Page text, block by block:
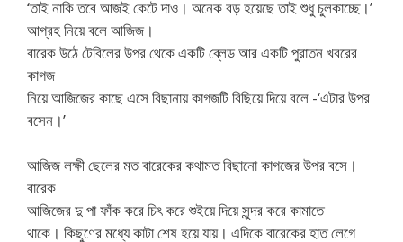
‘তাই নাকি তবে আজই কেটে দাও। অনেক বড় হয়েছে তাই শুধু চুলকাচ্ছে।’
আগ্রহ নিয়ে বলে আজিজ।
বারেক উঠে টেবিলের উপর থেকে একটি ব্লেড আর একটি পুরাতন খবরের
কাগজ
নিয়ে আজিজের কাছে এসে বিছানায় কাগজটি বিছিয়ে দিয়ে বলে -‘এটার উপর
বসেন।’
আজিজ লক্ষী ছেলের মত বারেকের কথামত বিছানো কাগজের উপর বসে।
বারেক
আজিজের দু পা ফাঁক করে চিৎ করে শুইয়ে দিয়ে সুন্দর করে কামাতে
থাকে। কিছুণের মধ্যে কাটা শেষ হয়ে যায়। এদিকে বারেকের হাত লেগে